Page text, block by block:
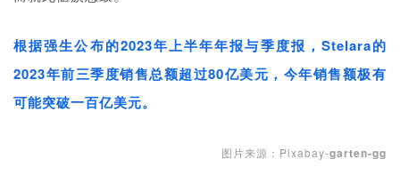
代
学
根据强生公布的2023年上半年年报与季度报，Stelara的
2023年前三季度销售总额超过80亿美元，今年销售额极有
可能突破一百亿美元。
图片来源：Pixabay-garten-gg